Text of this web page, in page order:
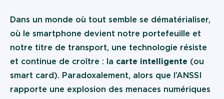
Dans un monde où tout semble se dématérialiser,
où le smartphone devient notre portefeuille et
notre titre de transport, une technologie résiste
et continue de croître : la carte intelligente (ou
smart card). Paradoxalement, alors que l’ANSSI
rapporte une explosion des menaces numériques